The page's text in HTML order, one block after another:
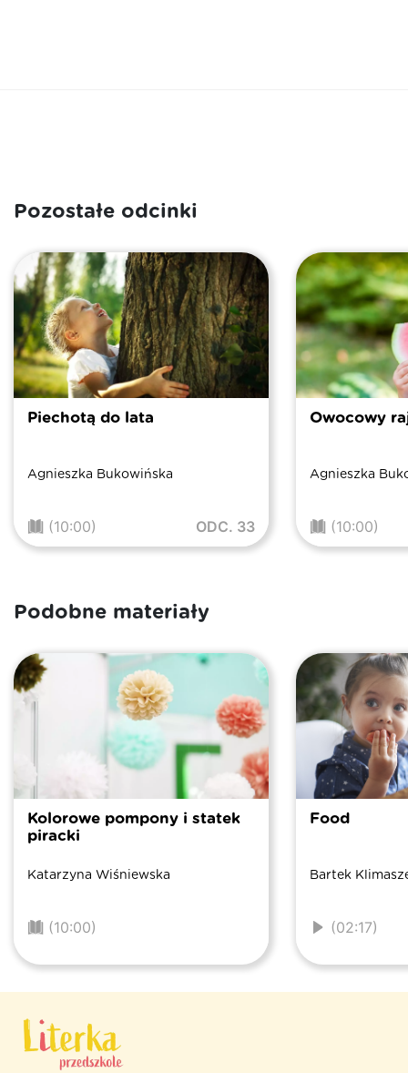
Pozostałe odcinki
Piechotą do lata
Agnieszka Bukowińska
(10:00) ODC. 33
Owocowy
Agnieszka
(10:00)
Podobne materiały
Kolorowe pompony i statek
piracki
Katarzyna Wiśniewska
(10:00)
Food
Bartek
(02:17)